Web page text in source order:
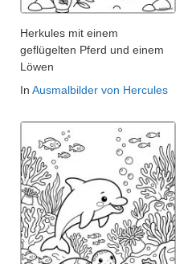
Herkules mit einem
geflügelten Pferd und einem
Löwen
In Ausmalbilder von Hercules